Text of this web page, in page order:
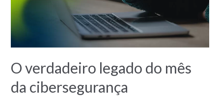
O verdadeiro legado do mês
da cibersegurança